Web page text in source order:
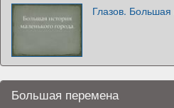
Глазов. Большая
Большая перемена